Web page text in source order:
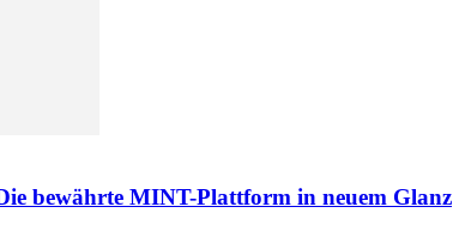
bewährte MINT-Plattform in neuem Glanz